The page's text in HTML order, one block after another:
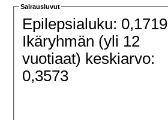
Sairausluvut
Epilepsialuku: 0,1719
Ikäryhmän (yli 12
vuotiaat) keskiarvo:
0,3573